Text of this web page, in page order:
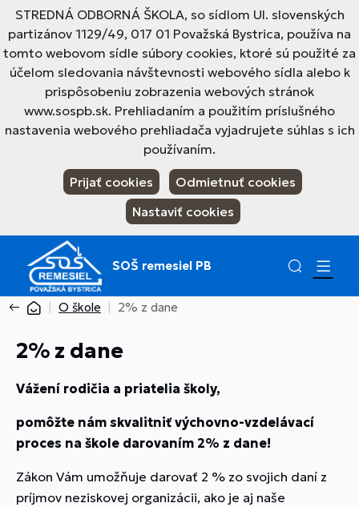
STREDNÁ ODBORNÁ ŠKOLA, so sídlom Ul. slovenských
partizánov 1129/49, 017 01 Považská Bystrica, používa na
tomto webovom sídle súbory cookies, ktoré sú použité za
účelom sledovania návštevnosti webového sídla alebo k
prispôsobeniu zobrazenia webových stránok
www.sospb.sk. Prehliadaním a použitím príslušného
nastavenia webového prehliadača vyjadrujete súhlas s ich
používaním.
Prijať cookies
Odmietnuť cookies
Nastaviť cookies
SOŠ remesiel PB
O škole 2% z dane
2% z dane
Vážení rodičia a priatelia školy,
pomôžte nám skvalitniť výchovno-vzdelávací
proces na škole darovaním 2% z dane!
Zákon Vám umožňuje darovať 2 % zo svojich daní z
príjmov neziskovej organizácii, ako je aj naše